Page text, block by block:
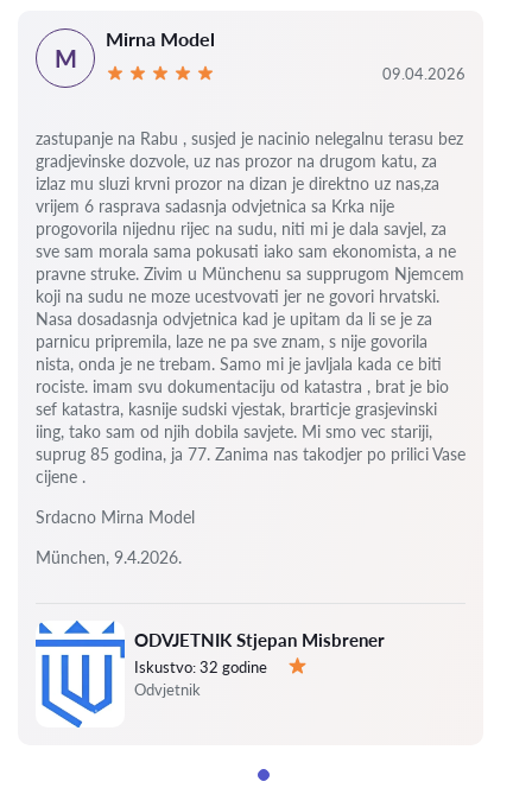
ODVJETNIK Stjepan Misbrener
Iskustvo:32 godine
Odvjetnik
M
Mirna Model
09.04.2026
zastupanje na Rabu , susjed je nacinio nelegalnu terasu bez
gradjevinske dozvole, uz nas prozor na drugom katu, za
izlaz mu sluzi krvni prozor na dizan je direktno uz nas,za
vrijem 6 rasprava sadasnja odvjetnica sa Krka nije
progovorila nijednu rijec na sudu, niti mi je dala savjel, za
sve sam morala sama pokusati iako sam ekonomista, a ne
pravne struke. Zivim u Münchenu sa supprugom Njemcem
koji na sudu ne moze ucestvovati jer ne govori hrvatski.
Nasa dosadasnja odvjetnica kad je upitam da li se je za
parnicu pripremila, laze ne pa sve znam, s nije govorila
nista, onda je ne trebam. Samo mi je javljala kada ce biti
rociste. imam svu dokumentaciju od katastra , brat je bio
sef katastra, kasnije sudski vjestak, brarticje grasjevinski
iing, tako sam od njih dobila savjete. Mi smo vec stariji,
suprug 85 godina, ja 77. Zanima nas takodjer po prilici Vase
cijene .
Srdacno Mirna Model
München, 9.4.2026.